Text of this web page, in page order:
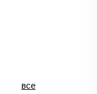
все